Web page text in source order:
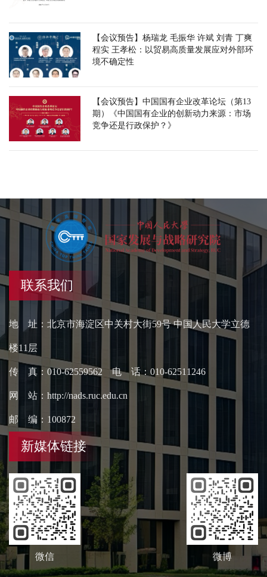
【会议预告】杨瑞龙 毛振华 许斌 刘青 丁爽
程实 王孝松：以贸易高质量发展应对外部环
境不确定性
【会议预告】中国国有企业改革论坛（第13
期）《中国国有企业的创新动力来源：市场
竞争还是行政保护？》
联系我们
地 址：北京市海淀区中关村大街59号 中国人民大学立德
楼11层
传 真：010-62559562 电 话：010-62511246
网 站：http://nads.ruc.edu.cn
邮 编：100872
新媒体链接
微信 微博